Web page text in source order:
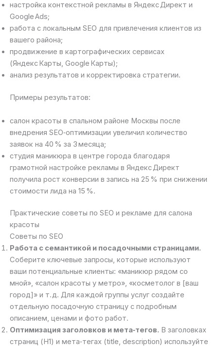
настройка контекстной рекламы в Яндекс Директ и
Google Ads;
работа с локальным SEO для привлечения клиентов из
вашего района;
продвижение в картографических сервисах
(Яндекс Карты, Google Карты);
анализ результатов и корректировка стратегии.
Примеры результатов:
салон красоты в спальном районе Москвы после
внедрения SEO‑оптимизации увеличил количество
заявок на 40 % за 3 месяца;
студия маникюра в центре города благодаря
грамотной настройке рекламы в Яндекс Директ
получила рост конверсии в запись на 25 % при снижении
стоимости лида на 15 %.
Практические советы по SEO и рекламе для салона
красоты
Советы по SEO
Работа с семантикой и посадочными страницами.
Соберите ключевые запросы, которые используют
ваши потенциальные клиенты: «маникюр рядом со
мной», «салон красоты у метро», «косметолог в [ваш
город]» и т. д. Для каждой группы услуг создайте
отдельную посадочную страницу с подробным
описанием, ценами и фото работ.
Оптимизация заголовков и мета‑тегов. В заголовках
страниц (H1) и мета‑тегах (title, description) используйте